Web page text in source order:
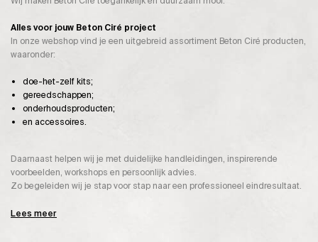
Alles voor jouw Beton Ciré project
In onze webshop vind je een uitgebreid assortiment Beton Ciré producten,
waaronder:
doe-het-zelf kits;
gereedschappen;
onderhoudsproducten;
en accessoires.
Daarnaast helpen wij je met duidelijke handleidingen, inspirerende
voorbeelden, workshops en persoonlijk advies.
Zo begeleiden wij je stap voor stap naar een professioneel eindresultaat.
Lees meer